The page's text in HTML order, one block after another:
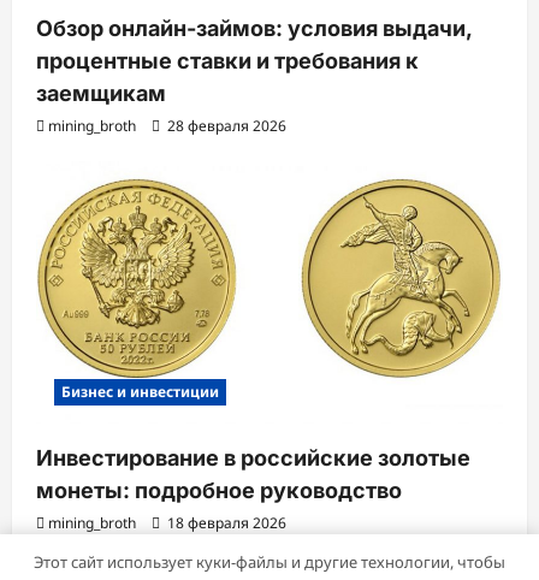
Обзор онлайн-займов: условия выдачи,
процентные ставки и требования к
заемщикам
mining_broth 28 февраля 2026
Бизнес и инвестиции
Инвестирование в российские золотые
монеты: подробное руководство
mining_broth 18 февраля 2026
Этот сайт использует куки-файлы и другие технологии, чтобы